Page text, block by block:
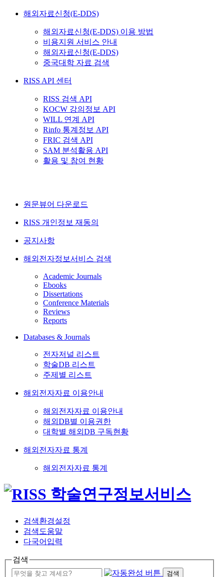
해외자료신청(E-DDS)
해외자료신청(E-DDS) 이용 방법
비용지원 서비스 안내
해외자료신청(E-DDS)
중국대학 자료 검색
RISS API 센터
RISS 검색 API
KOCW 강의정보 API
WILL 연계 API
Rinfo 통계정보 API
FRIC 검색 API
SAM 분석활용 API
활용 및 참여 현황
원문뷰어 다운로드
RISS 개인정보 재동의
공지사항
해외전자정보서비스 검색
Academic Journals
Ebooks
Dissertations
Conference Materials
Reviews
Reports
Databases & Journals
전자저널 리스트
학술DB 리스트
주제별 리스트
해외전자자료 이용안내
해외전자자료 이용안내
해외DB별 이용권한
대학별 해외DB 구독현황
해외전자자료 통계
해외전자자료 통계
검색환경설정
검색도움말
다국어입력
검색
검색